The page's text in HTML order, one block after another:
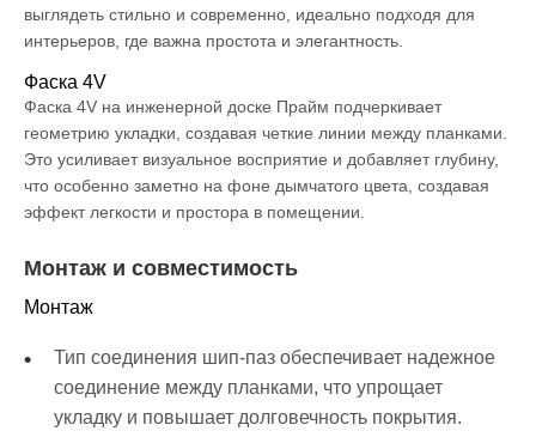
выглядеть стильно и современно, идеально подходя для
интерьеров, где важна простота и элегантность.
Фаска 4V
Фаска 4V на инженерной доске Прайм подчеркивает
геометрию укладки, создавая четкие линии между планками.
Это усиливает визуальное восприятие и добавляет глубину,
что особенно заметно на фоне дымчатого цвета, создавая
эффект легкости и простора в помещении.
Монтаж и совместимость
Монтаж
Тип соединения шип-паз обеспечивает надежное
соединение между планками, что упрощает
укладку и повышает долговечность покрытия.